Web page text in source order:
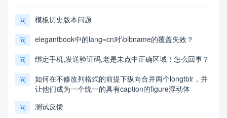
问 模板历史版本问题
问 elegantbook中的lang=cn对\bibname的覆盖失效？
问 绑定手机,发送验证码,老是未点中正确区域！怎么回事？
问
如何在不修改列格式的前提下纵向合并两个longtblr，并
让他们成为一个统一的具有caption的figure浮动体
问 测试反馈